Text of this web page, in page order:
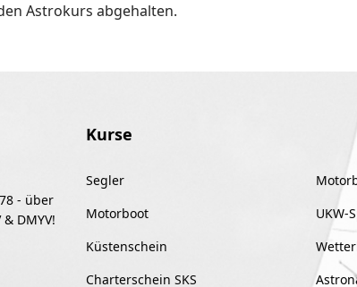
Astrokurs abgehalten.
- über
DMYV!
Kurse
Segler
Motorboot
Küstenschein
Charterschein SKS
UKW-